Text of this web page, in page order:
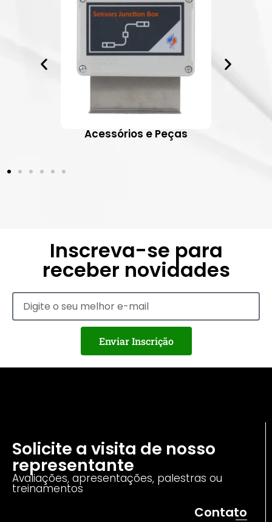
Acessórios e Peças
Inscreva-se para
receber novidades
Enviar Inscrição
Solicite a visita de nosso
representante
Avaliações, apresentações, palestras ou
treinamentos
Contato